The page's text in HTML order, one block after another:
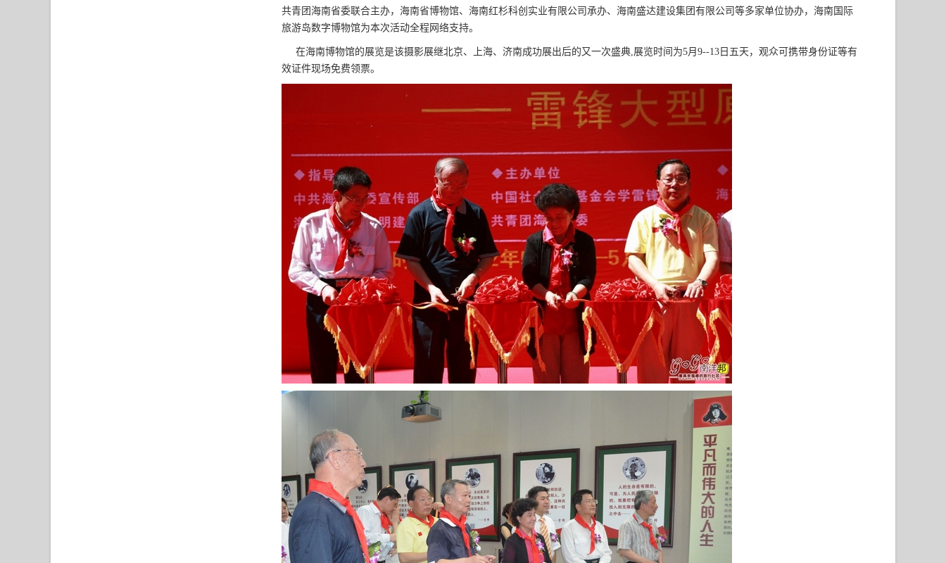
共青团海南省委联合主办，海南省博物馆、海南红杉科创实业有限公司承办、海南盛达建设集团有限公司等多家单位协办，海南国际
旅游岛数字博物馆为本次活动全程网络支持。
在海南博物馆的展览是该摄影展继北京、上海、济南成功展出后的又一次盛典,展览时间为5月9--13日五天，观众可携带身份证等有
效证件现场免费领票。